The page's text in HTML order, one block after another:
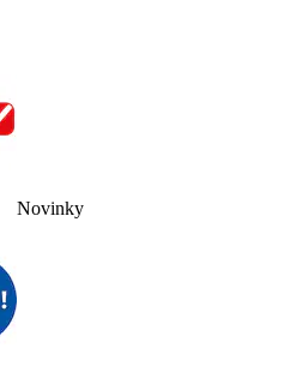
Novinky